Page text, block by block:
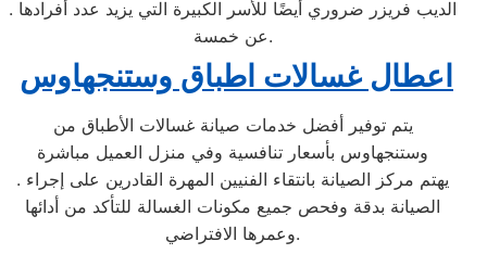
. الديب فريزر ضروري أيضًا للأسر الكبيرة التي يزيد عدد أفرادها
عن خمسة.
اعطال غسالات اطباق وستنجهاوس
يتم توفير أفضل خدمات صيانة غسالات الأطباق من
وستنجهاوس بأسعار تنافسية وفي منزل العميل مباشرة
. يهتم مركز الصيانة بانتقاء الفنيين المهرة القادرين على إجراء
الصيانة بدقة وفحص جميع مكونات الغسالة للتأكد من أدائها
وعمرها الافتراضي.